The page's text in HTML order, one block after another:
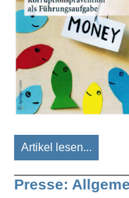
Artikel lesen...
Presse: